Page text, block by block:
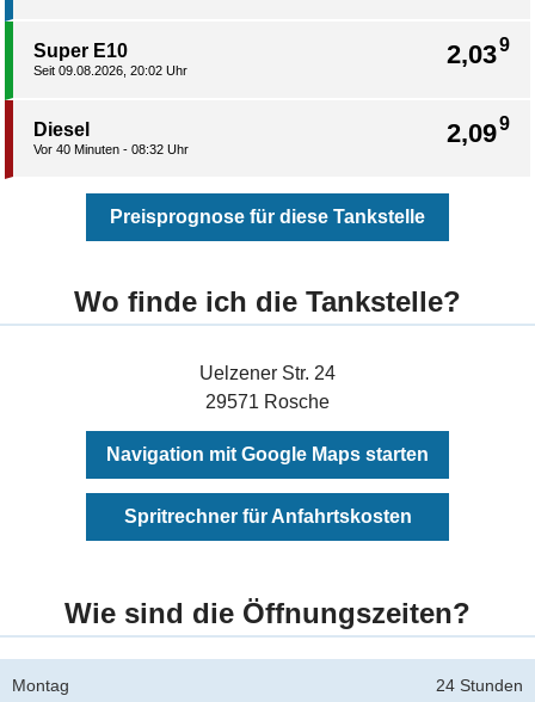
2,039
Super E10
Seit 09.08.2026, 20:02 Uhr
2,099
Diesel
Vor 40 Minuten - 08:32 Uhr
Preisprognose für diese Tankstelle
Wo finde ich die Tankstelle?
Uelzener Str. 24
29571 Rosche
Navigation mit Google Maps starten
Spritrechner für Anfahrtskosten
Wie sind die Öffnungszeiten?
24 Stunden
Montag